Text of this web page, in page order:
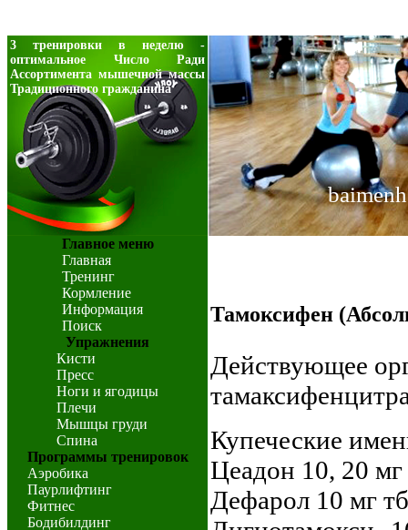
3 тренировки в неделю -
оптимальное Число Ради
Ассортимента мышечной массы
Традиционного гражданина
Главное меню
Главная
Тренинг
Кормление
Информация
Поиск
Упражнения
Кисти
Пресс
Ноги и ягодицы
Плечи
Мышцы груди
Спина
Программы тренировок
Аэробика
Паурлифтинг
Фитнес
Бодибилдинг
Тамоксифен
Действующее
Купеческие
Цеадон 10, 20 мг
Дефарол 10 мг